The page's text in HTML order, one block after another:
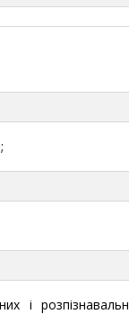
і